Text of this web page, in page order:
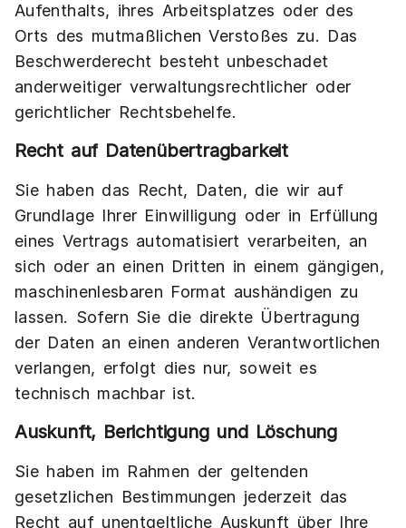
Aufenthalts, ihres Arbeitsplatzes oder des
Orts des mutmaßlichen Verstoßes zu. Das
Beschwerderecht besteht unbeschadet
anderweitiger verwaltungsrechtlicher oder
gerichtlicher Rechtsbehelfe.
Recht auf Daten­übertrag­barkeit
Sie haben das Recht, Daten, die wir auf
Grundlage Ihrer Einwilligung oder in Erfüllung
eines Vertrags automatisiert verarbeiten, an
sich oder an einen Dritten in einem gängigen,
maschinenlesbaren Format aushändigen zu
lassen. Sofern Sie die direkte Übertragung
der Daten an einen anderen Verantwortlichen
verlangen, erfolgt dies nur, soweit es
technisch machbar ist.
Auskunft, Berichtigung und Löschung
Sie haben im Rahmen der geltenden
gesetzlichen Bestimmungen jederzeit das
Recht auf unentgeltliche Auskunft über Ihre